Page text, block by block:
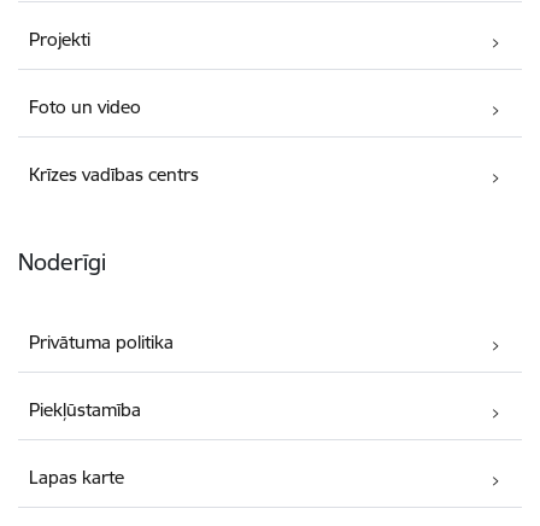
Projekti
Foto un video
Krīzes vadības centrs
Noderīgi
Privātuma politika
Piekļūstamība
Lapas karte